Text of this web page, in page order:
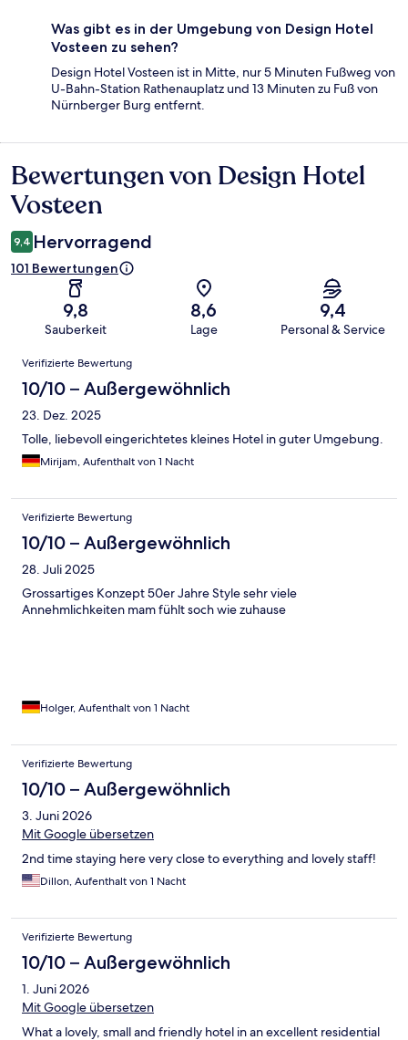
Was gibt es in der Umgebung von Design Hotel
Vosteen zu sehen?
Design Hotel Vosteen ist in Mitte, nur 5 Minuten Fußweg von
U-Bahn-Station Rathenauplatz und 13 Minuten zu Fuß von
Nürnberger Burg entfernt.
Bewertungen
Bewertungen von Design Hotel
Vosteen
9,4 Hervorragend
101 Bewertungen
9,8
Sauberkeit
8,6
Lage
9,4
Personal & Service
Bewertungen
Verifizierte Bewertung
10/10 – Außergewöhnlich
23. Dez. 2025
Tolle, liebevoll eingerichtetes kleines Hotel in guter Umgebung.
Mirijam, Aufenthalt von 1 Nacht
Verifizierte Bewertung
10/10 – Außergewöhnlich
28. Juli 2025
Grossartiges Konzept 50er Jahre Style sehr viele
Annehmlichkeiten mam fühlt soch wie zuhause
Holger, Aufenthalt von 1 Nacht
Verifizierte Bewertung
10/10 – Außergewöhnlich
3. Juni 2026
Mit Google übersetzen
2nd time staying here very close to everything and lovely staff!
Dillon, Aufenthalt von 1 Nacht
Verifizierte Bewertung
10/10 – Außergewöhnlich
1. Juni 2026
Mit Google übersetzen
What a lovely, small and friendly hotel in an excellent residential